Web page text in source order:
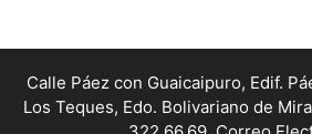
Calle Páez con Guaicaipuro, Edif.
Los Teques, Edo. Bolivariano de